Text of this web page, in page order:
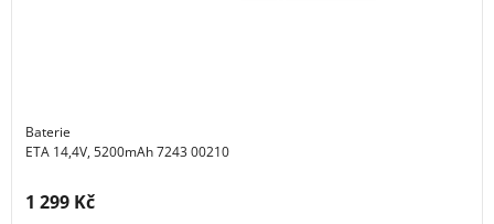
Baterie
ETA 14,4V, 5200mAh 7243 00210
Cena s DPH:
1 299 Kč